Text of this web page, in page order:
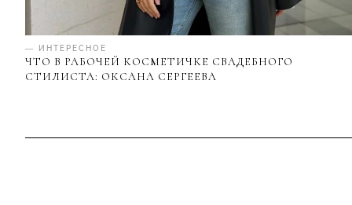
— ИНТЕРЕСНОЕ
ЧТО В РАБОЧЕЙ КОСМЕТИЧКЕ СВАДЕБНОГО
СТИЛИСТА: ОКСАНА СЕРГЕЕВА